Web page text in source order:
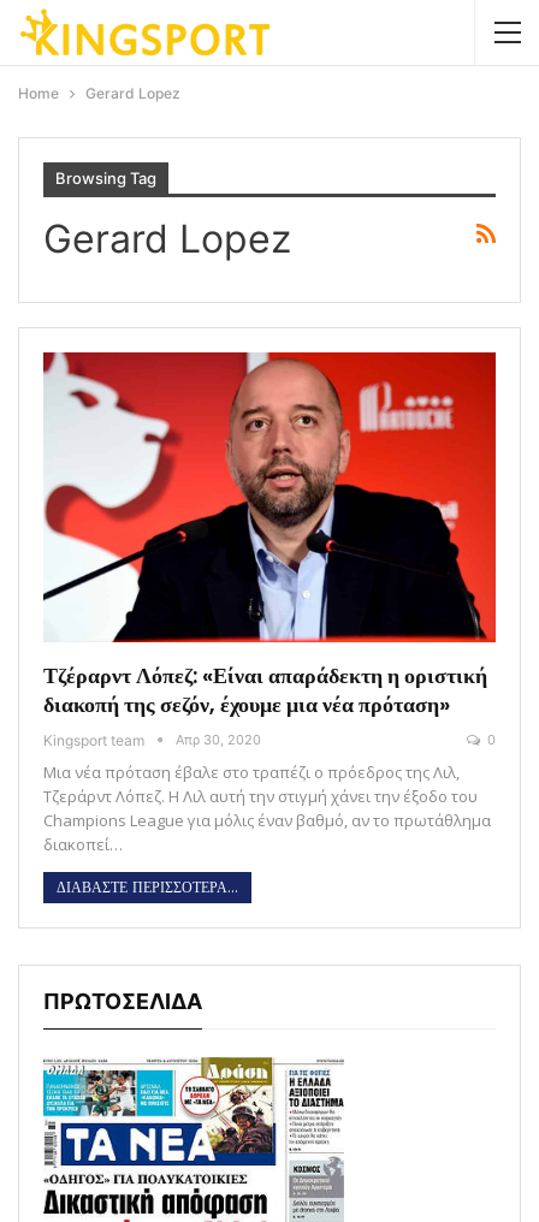
Home Gerard Lopez
Browsing Tag
Gerard Lopez
Τζέραρντ Λόπεζ: «Είναι απαράδεκτη η οριστική
διακοπή της σεζόν, έχουμε μια νέα πρόταση»
Kingsport team Απρ 30, 2020 0
Μια νέα πρόταση έβαλε στο τραπέζι ο πρόεδρος της Λιλ,
Τζεράρντ Λόπεζ. Η Λιλ αυτή την στιγμή χάνει την έξοδο του
Champions League για μόλις έναν βαθμό, αν το πρωτάθλημα
διακοπεί…
ΔΙΑΒΑΣΤΕ ΠΕΡΙΣΣΟΤΕΡΑ...
ΠΡΩΤΟΣΕΛΙΔΑ